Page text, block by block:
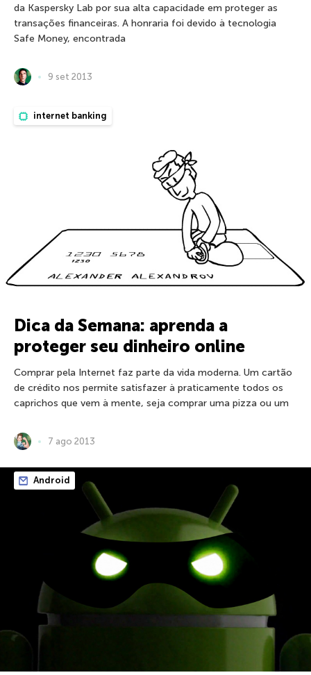
da Kaspersky Lab por sua alta capacidade em proteger as
transações financeiras. A honraria foi devido à tecnologia
Safe Money, encontrada
9 set 2013
internet banking
Dica da Semana: aprenda a
proteger seu dinheiro online
Comprar pela Internet faz parte da vida moderna. Um cartão
de crédito nos permite satisfazer à praticamente todos os
caprichos que vem à mente, seja comprar uma pizza ou um
7 ago 2013
Android